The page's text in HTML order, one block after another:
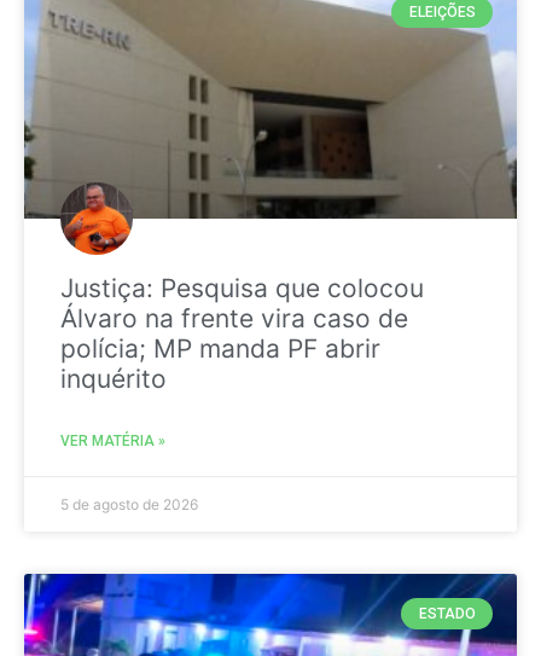
ELEIÇÕES
Justiça: Pesquisa que colocou
Álvaro na frente vira caso de
polícia; MP manda PF abrir
inquérito
VER MATÉRIA »
5 de agosto de 2026
ESTADO